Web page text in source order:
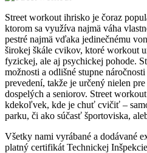
Street workout ihrisko je čoraz
ktorom sa využíva najmä váha
pestré najmä vďaka jedinečnému
širokej škále cvikov, ktoré workout
fyzickej, ale aj psychickej pohode.
možnosti a odlišné stupne
prevedení, takže je určený nielen
dospelých a seniorov. Street
kdekoľvek, kde je chuť cvičiť –
parku, či ako súčasť športoviska,
Všetky nami vyrábané a dodávané
platný certifikát Technickej